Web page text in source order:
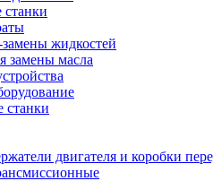
жидкостей
замены масла
станки
двигателя и коробки